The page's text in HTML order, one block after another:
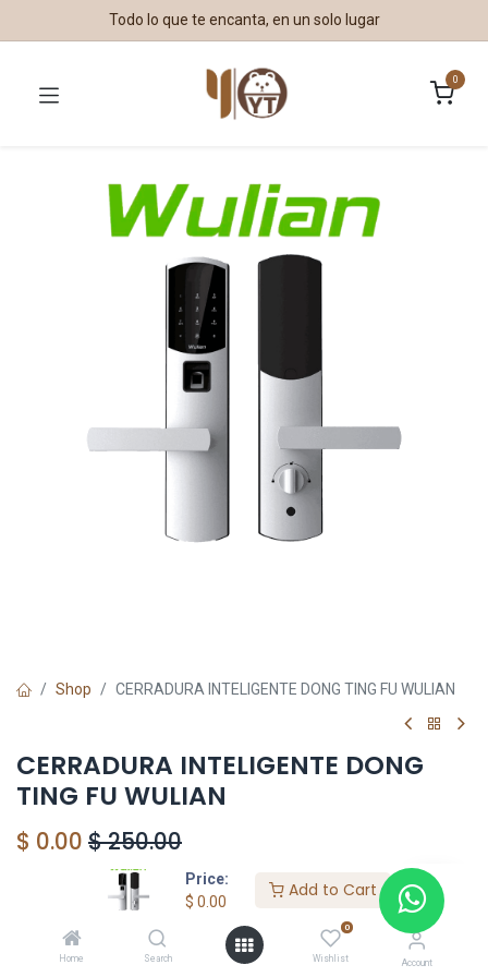
Price:
$ 0.00
Add to Cart
Home Search
0
Wishlist Account
Todo lo que te encanta, en un solo lugar
0
Shop CERRADURA INTELIGENTE DONG TING FU WULIAN
CERRADURA INTELIGENTE DONG
TING FU WULIAN
$ 0.00 $250.00
HONG KONG SMART
TORRE EL DORADO+507 6291-3168